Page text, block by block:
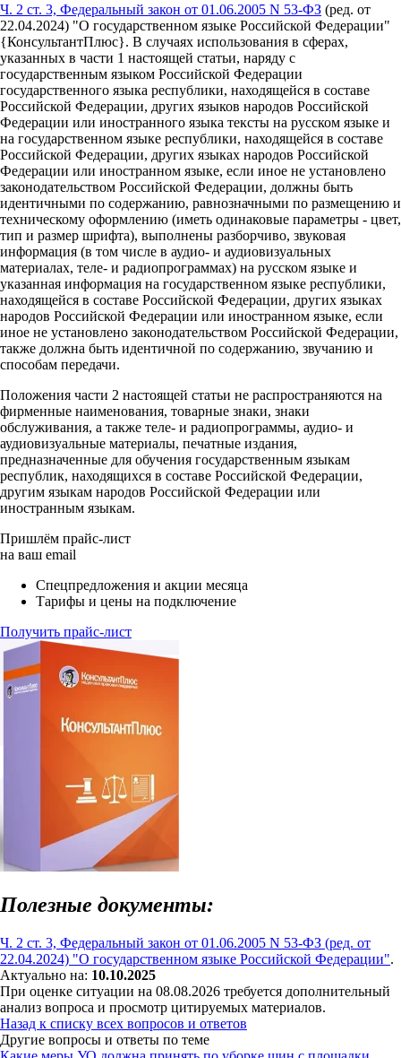
Ч. 2 ст. 3, Федеральный закон от 01.06.2005 N 53-ФЗ (ред. от
22.04.2024) "О государственном языке Российской Федерации"
{КонсультантПлюс}. В случаях использования в сферах,
указанных в части 1 настоящей статьи, наряду с
государственным языком Российской Федерации
государственного языка республики, находящейся в составе
Российской Федерации, других языков народов Российской
Федерации или иностранного языка тексты на русском языке и
на государственном языке республики, находящейся в составе
Российской Федерации, других языках народов Российской
Федерации или иностранном языке, если иное не установлено
законодательством Российской Федерации, должны быть
идентичными по содержанию, равнозначными по размещению и
техническому оформлению (иметь одинаковые параметры - цвет,
тип и размер шрифта), выполнены разборчиво, звуковая
информация (в том числе в аудио- и аудиовизуальных
материалах, теле- и радиопрограммах) на русском языке и
указанная информация на государственном языке республики,
находящейся в составе Российской Федерации, других языках
народов Российской Федерации или иностранном языке, если
иное не установлено законодательством Российской Федерации,
также должна быть идентичной по содержанию, звучанию и
способам передачи.
Положения части 2 настоящей статьи не распространяются на
фирменные наименования, товарные знаки, знаки
обслуживания, а также теле- и радиопрограммы, аудио- и
аудиовизуальные материалы, печатные издания,
предназначенные для обучения государственным языкам
республик, находящихся в составе Российской Федерации,
другим языкам народов Российской Федерации или
иностранным языкам.
Пришлём прайс-лист
на ваш email
Спецпредложения и акции месяца
Тарифы и цены на подключение
Получить прайс-лист
Полезные документы:
Ч. 2 ст. 3, Федеральный закон от 01.06.2005 N 53-ФЗ (ред. от
22.04.2024) "О государственном языке Российской Федерации".
Актуально на: 10.10.2025
При оценке ситуации на 08.08.2026 требуется дополнительный
анализ вопроса и просмотр цитируемых материалов.
Назад к списку всех вопросов и ответов
Другие вопросы и ответы по теме